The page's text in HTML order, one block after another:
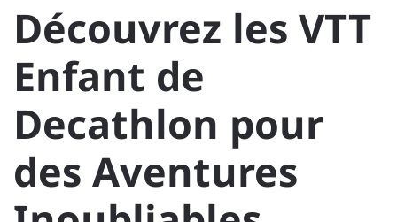
Découvrez les VTT
Enfant de
Decathlon pour
des Aventures